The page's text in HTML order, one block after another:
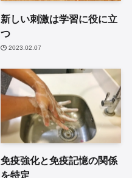
新しい刺激は学習に役に立
つ
2023.02.07
免疫強化と免疫記憶の関係
を特定